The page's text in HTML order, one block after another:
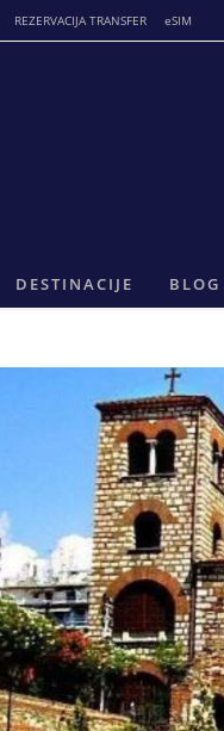
REZERVACIJA TRANSFER eSIM
DESTINACIJE BLOG